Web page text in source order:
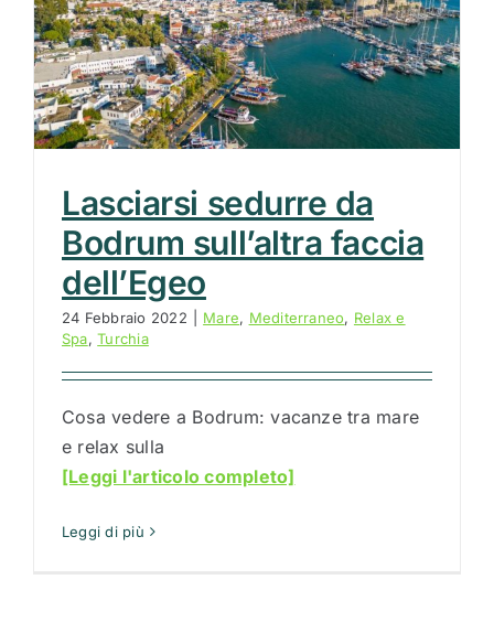
Lasciarsi sedurre da
Bodrum sull’altra faccia
dell’Egeo
24 Febbraio 2022 Mare, Mediterraneo, Relax e
Spa,Turchia
Cosa vedere a Bodrum: vacanze tra mare
e relax sulla
[Leggi l'articolo completo]
Leggi di più